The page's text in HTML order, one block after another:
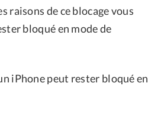
raisons de ce blocage vous
bloqué en mode de
iPhone peut rester bloqué en